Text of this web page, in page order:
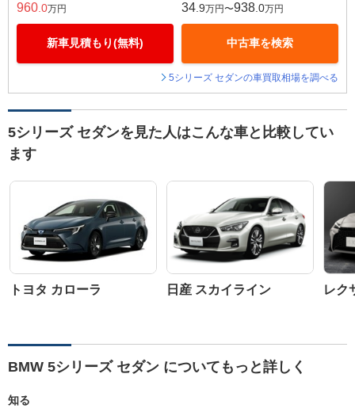
960 .0万円
新車見積もり(無料)
34 .9万円〜938 .0万円
中古車を検索
5シリーズ セダンの車買取相場を調べる
5シリーズ セダンを見た人はこんな車と比較してい
ます
トヨタ カローラ 日産 スカイライン レク
BMW 5シリーズ セダン についてもっと詳しく
知る